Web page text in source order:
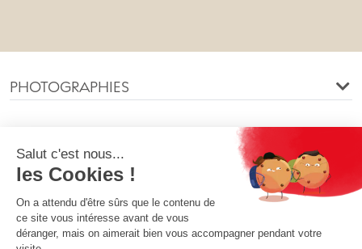
PHOTOGRAPHIES
VOTRE COMPTE